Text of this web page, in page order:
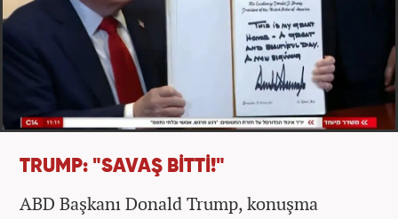
TRUMP: "SAVAŞ BİTTİ!"
ABD Başkanı Donald Trump, konuşma